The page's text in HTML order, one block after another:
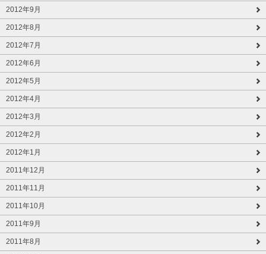
2012年9月
2012年8月
2012年7月
2012年6月
2012年5月
2012年4月
2012年3月
2012年2月
2012年1月
2011年12月
2011年11月
2011年10月
2011年9月
2011年8月